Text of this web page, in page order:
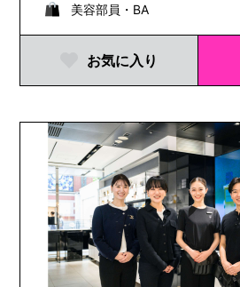
美容部員・BA
お気に入り